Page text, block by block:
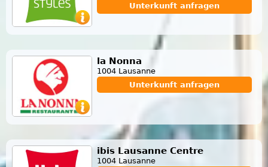
Unterkunft anfragen
la Nonna
1004 Lausanne
Unterkunft anfragen
ibis Lausanne Centre
1004 Lausanne